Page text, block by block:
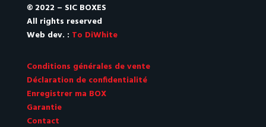
© 2022 – SIC BOXES
All rights reserved
Web dev. : To DiWhite
Conditions générales de vente
Déclaration de confidentialité
Enregistrer ma BOX
Garantie
Contact